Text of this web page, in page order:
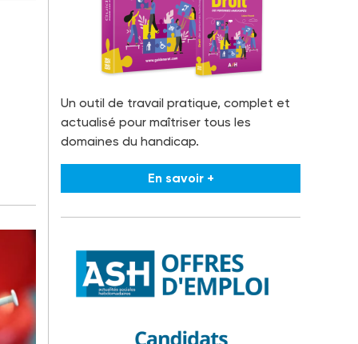
Un outil de travail pratique, complet et
actualisé pour maîtriser tous les
domaines du handicap.
En savoir +